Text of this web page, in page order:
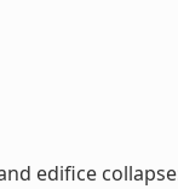
edifice